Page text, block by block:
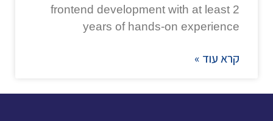
frontend development with at least 2
years of hands-on experience
קרא עוד »